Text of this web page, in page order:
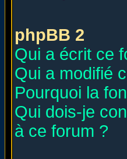
phpBB 2
Qui a écrit ce
Qui a modifié
Pourquoi la
Qui dois-je
à ce forum ?